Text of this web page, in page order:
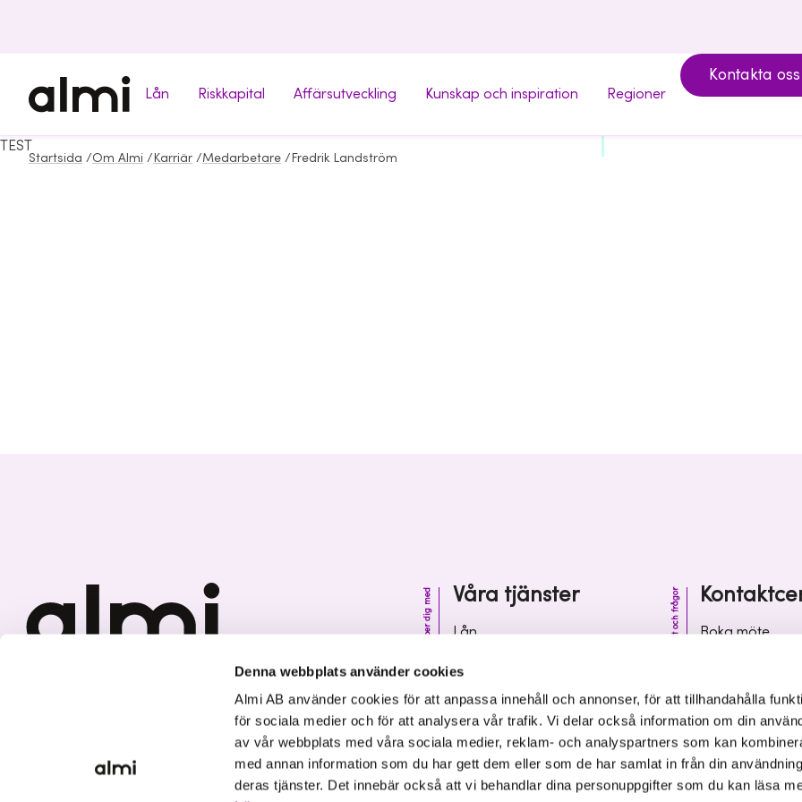
Denna webbplats använder cookies
Almi AB använder cookies för att anpassa innehåll och annonser, för att tillhandahålla
för sociala medier och för att analysera vår trafik. Vi delar också information om din
av vår webbplats med våra sociala medier, reklam- och analyspartners som kan
med annan information som du har gett dem eller som de har samlat in från din
deras tjänster. Det innebär också att vi behandlar dina personuppgifter som du kan läsa
Lån Riskkapital Affärsutveckling Kunskap och inspiration Regioner
Kontakta oss
Startsida /Om Almi / Karriär /Medarbetare / Fredrik Landström
TEST
Våra tjänster
Vi hjälper dig med
Lån
Affärsutveckling
Kunskap och inspiration
Kontakt och frågor
Boka möte
Vanliga frågor